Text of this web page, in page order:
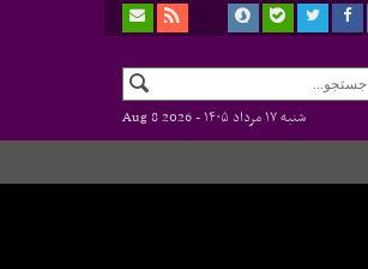
شنبه ۱۷ مرداد ۱۴۰۵ - Aug 8 2026